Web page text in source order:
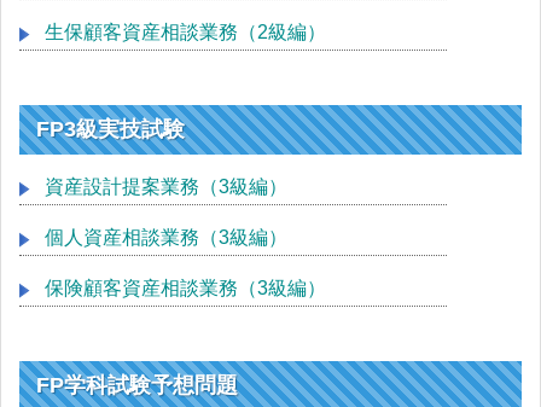
生保顧客資産相談業務（2級編）
FP3級実技試験
資産設計提案業務（3級編）
個人資産相談業務（3級編）
保険顧客資産相談業務（3級編）
FP学科試験予想問題